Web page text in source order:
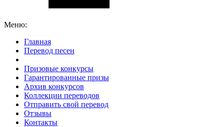
Меню:
Главная
Перевод песен
Призовые конкурсы
Гарантированные призы
Архив конкурсов
Коллекции переводов
Отправить свой перевод
Отзывы
Контакты